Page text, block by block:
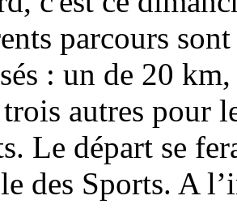
parcours sont
: un de 20
autres pour
Le départ se
des Sports. A